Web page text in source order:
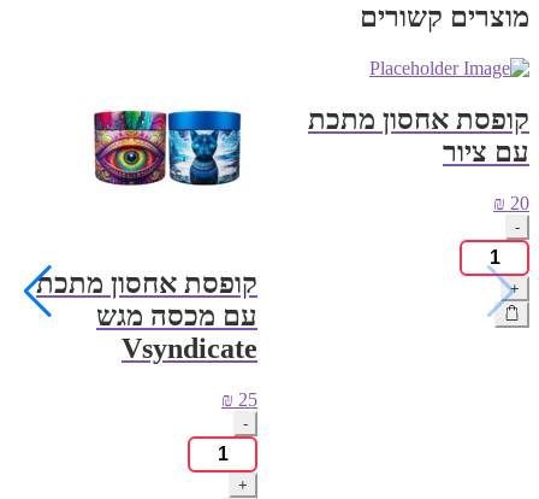
מוצרים קשורים
קופסת אחסון מתכת
עם ציור
₪ 20
-
כמות
של
קופסת
אחסון
+
קופסת אחסון מתכת
עם מכסה מגש
Vsyndicate
₪ 25
-
כמות
של
קופסת
+